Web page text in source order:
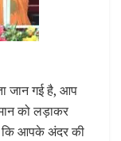
जान गई है, आप
को लड़ाकर
कि आपके अंदर की